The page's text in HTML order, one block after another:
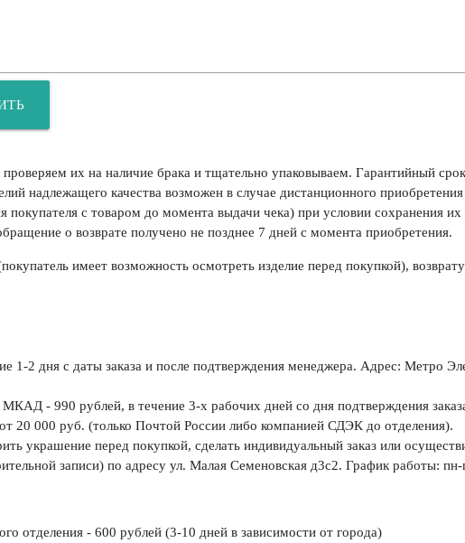
их на наличие брака и тщательно упаковываем. Гарантийный срок
надлежащего качества возможен в случае дистанционного
покупателя с товаром до момента выдачи чека) при условии сохранения
о возврате получено не позднее 7 дней с момента приобретения.
имеет возможность осмотреть изделие перед покупкой),
1-2 дня с даты заказа и после подтверждения менеджера. Адрес: Метро
МКАД - 990 рублей, в течение 3-х рабочих дней со дня подтверждения
20 000 руб. (только Почтой России либо компанией СДЭК до отделения).
украшение перед покупкой, сделать индивидуальный заказ или
записи) по адресу ул. Малая Семеновская д3с2. График работы:
отделения - 600 рублей(3-10 дней в зависимости от города)